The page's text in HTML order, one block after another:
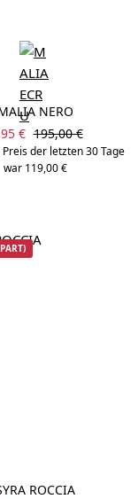
NERO
€ Regulärer Preis:
195,00 €
der letzten 30 Tage
war 119,00 €
ROCCIA